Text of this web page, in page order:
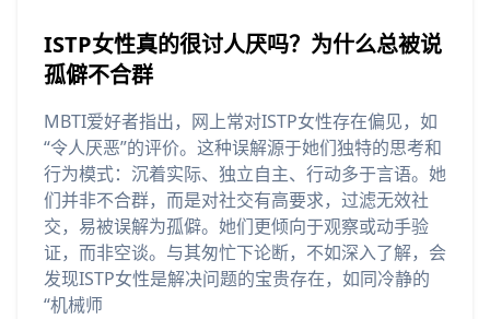
ISTP女性真的很讨人厌吗？为什么总被说
孤僻不合群
MBTI爱好者指出，网上常对ISTP女性存在偏见，如
“令人厌恶”的评价。这种误解源于她们独特的思考和
行为模式：沉着实际、独立自主、行动多于言语。她
们并非不合群，而是对社交有高要求，过滤无效社
交，易被误解为孤僻。她们更倾向于观察或动手验
证，而非空谈。与其匆忙下论断，不如深入了解，会
发现ISTP女性是解决问题的宝贵存在，如同冷静的
“机械师